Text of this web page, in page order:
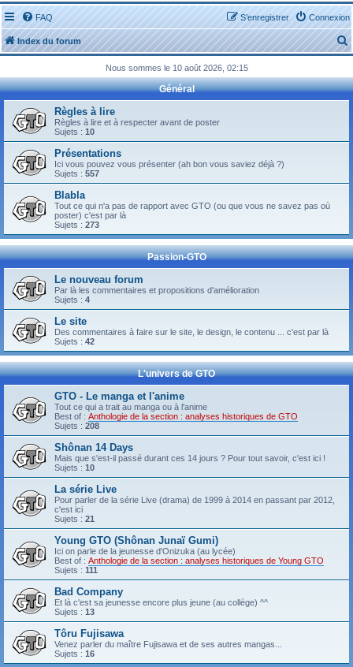
FAQ Connexion
S’enregistrer
Index du forum
e
c
Nous sommes le 10 août 2026, 02:15
Général
Règles à lire
Règles à lire et à respecter avant de poster
Sujets : 10
Présentations
Ici vous pouvez vous présenter (ah bon vous saviez déjà ?)
Sujets : 557
Blabla
Tout ce qui n'a pas de rapport avec GTO (ou que vous ne savez pas où
poster) c'est par là
Sujets : 273
Passion-GTO
Le nouveau forum
Par là les commentaires et propositions d'amélioration
Sujets : 4
Le site
Des commentaires à faire sur le site, le design, le contenu ... c'est par là
Sujets : 42
L'univers de GTO
GTO - Le manga et l'anime
Tout ce qui a trait au manga ou à l'anime
Best of : Anthologie de la section : analyses historiques de GTO
Sujets : 208
Shônan 14 Days
Mais que s'est-il passé durant ces 14 jours ? Pour tout savoir, c'est ici !
Sujets : 10
La série Live
Pour parler de la série Live (drama) de 1999 à 2014 en passant par 2012,
c'est ici
Sujets : 21
Young GTO (Shônan Junaï Gumi)
Ici on parle de la jeunesse d'Onizuka (au lycée)
Best of : Anthologie de la section : analyses historiques de Young GTO
Sujets : 111
Bad Company
Et là c'est sa jeunesse encore plus jeune (au collège) ^^
Sujets : 13
Tôru Fujisawa
Venez parler du maître Fujisawa et de ses autres mangas...
Sujets : 16